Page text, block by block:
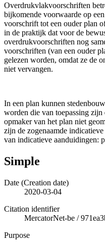
Overdrukvlakvoorschriften
bijkomende voorwaarde op
voorschrift tot een ouder plan
in de praktijk dat voor de
overdrukvoorschriften nog
voorschriften (van een ouder
gelezen worden, omdat ze de
niet vervangen.
In een plan kunnen
worden die van toepassing
opmaker van het plan niet
zijn de zogenaamde
van indicatieve aanduidingen:
Simple
Date (Creation date)
2020-03-04
Citation identifier
MercatorNet-be /
Purpose